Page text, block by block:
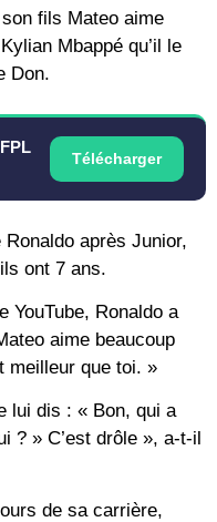
fils Mateo aime
Mbappé qu’il le
Don.
Télécharger
après Junior,
ont 7 ans.
YouTube, Ronaldo a
aime beaucoup
meilleur que toi. »
lui dis : « Bon, qui a
? » C’est drôle », a-t-il
de sa carrière,